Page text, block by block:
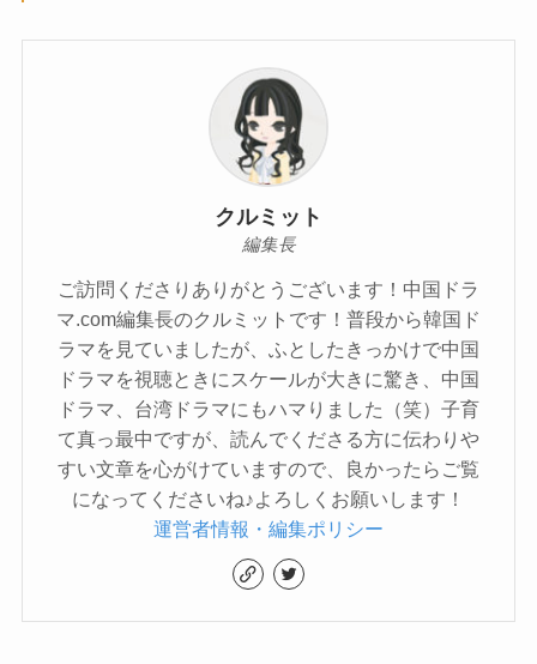
クルミット
編集長
ご訪問くださりありがとうございます！中国ドラ
マ.com編集長のクルミットです！普段から韓国ド
ラマを見ていましたが、ふとしたきっかけで中国
ドラマを視聴ときにスケールが大きに驚き、中国
ドラマ、台湾ドラマにもハマりました（笑）子育
て真っ最中ですが、読んでくださる方に伝わりや
すい文章を心がけていますので、良かったらご覧
になってくださいね♪よろしくお願いします！
運営者情報・編集ポリシー